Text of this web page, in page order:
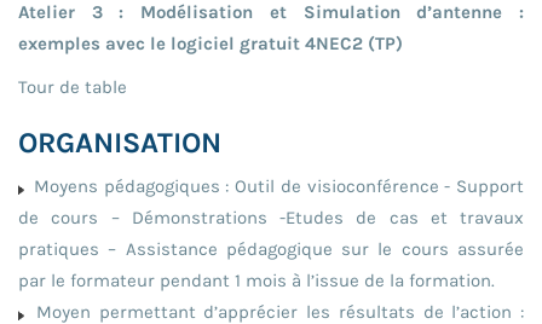
Atelier 3 : Modélisation et Simulation d’antenne :
exemples avec le logiciel gratuit 4NEC2 (TP)
Tour de table
ORGANISATION
Moyens pédagogiques : Outil de visioconférence - Support
de cours – Démonstrations -Etudes de cas et travaux
pratiques – Assistance pédagogique sur le cours assurée
par le formateur pendant 1 mois à l’issue de la formation.
Moyen permettant d’apprécier les résultats de l’action :